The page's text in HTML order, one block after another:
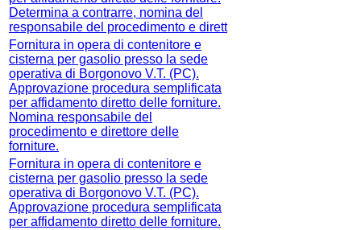
Determina a contrarre, nomina del
responsabile del procedimento e dirett
Fornitura in opera di contenitore e
cisterna per gasolio presso la sede
operativa di Borgonovo V.T. (PC).
Approvazione procedura semplificata
per affidamento diretto delle forniture.
Nomina responsabile del
procedimento e direttore delle
forniture.
Fornitura in opera di contenitore e
cisterna per gasolio presso la sede
operativa di Borgonovo V.T. (PC).
Approvazione procedura semplificata
per affidamento diretto delle forniture.